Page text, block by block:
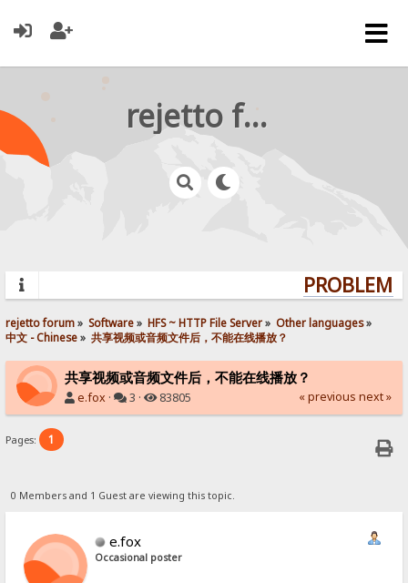
rejetto forum
rejetto forum» Software» HFS ~ HTTP File Server» Other languages»
中文 - Chinese» 共享视频或音频文件后，不能在线播放？
共享视频或音频文件后，不能在线播放？
e.fox · 3 · 83805 « previous next »
Pages: 1
0 Members and 1 Guest are viewing this topic.
e.fox
Occasional poster